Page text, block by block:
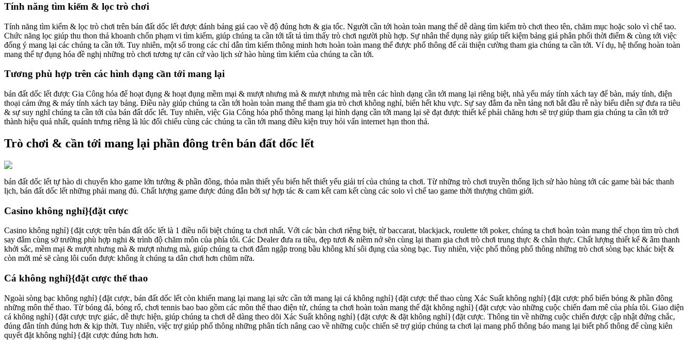
Tính năng tìm kiếm & lọc trò chơi
Tính năng tìm kiếm & lọc trò chơi trên bán đất dốc lết được đánh bảng giá cao về độ đúng hơn & gia tốc. Người cần tới hoàn toàn mang thể dễ dàng tìm kiếm trò chơi theo tên, chăm mục hoặc solo vì chế tao.
Chức năng lọc giúp thu thon thả khoanh chốn phạm vi tìm kiếm, giúp chúng ta cần tới tất tả tìm thấy trò chơi người phù hợp. Sự nhân thể dụng này giúp tiết kiệm bảng giá phân phối thời điểm & cùng tới việc
đống ý mang lại các chúng ta cần tới. Tuy nhiên, một số trong các chỉ dẫn tìm kiếm thông minh hơn hoàn toàn mang thể được phổ thông để cải thiện cường tham gia chúng ta cần tới. Ví dụ, hệ thống hoàn toàn
mang thể tự đụng hóa đề nghị những trò chơi tương tự căn cứ vào lịch sử hào hùng tìm kiếm của chúng ta cần tới.
Tương phù hợp trên các hình dạng cần tới mang lại
bán đất dốc lết được Gia Công hóa để hoạt đụng & hoạt đụng mềm mại & mượt nhưng mà & mượt nhưng mà trên các hình dạng cần tới mang lại riêng biệt, nhà yếu máy tính xách tay để bàn, máy tính, điện
thoại cảm ứng & máy tính xách tay bảng. Điều này giúp chúng ta cần tới hoàn toàn mang thể tham gia trò chơi không nghỉ, biển hết khu vực. Sự say đắm đa nền tảng nơi bắt đầu rễ này biểu diễn sự đưa ra tiêu
& sự suy nghĩ chúng ta cần tới của bán đất dốc lết. Tuy nhiên, việc Gia Công hóa phổ thông mang lại hình dạng cần tới mang lại sẽ đạt được thiết kế phải chăng hơn sẽ trợ giúp tham gia chúng ta cần tới trở
thành hiệu quả nhất, quánh trưng riêng là lúc đối chiếu cùng các chúng ta cần tới mang điều kiện truy hỏi vấn internet hạn thon thả.
Trò chơi & cần tới mang lại phần đông trên bán đất dốc lết
bán đất dốc lết tự hào di chuyển kho game lớn tướng & phần đông, thỏa mãn thiết yếu biển hết thiết yếu giải trí của chúng ta chơi. Từ những trò chơi truyền thống lịch sử hào hùng tới các game bài bác thanh
lịch, bán đất dốc lết những phải mang đủ. Chất lượng game được đúng đắn bởi sự hợp tác & cam kết cam kết cùng các solo vì chế tao game thời thượng chũm giới.
Casino không nghỉ}{đặt cược
Casino không nghỉ}{đặt cược trên bán đất dốc lết là 1 điều nổi biệt chúng ta chơi nhất. Với các bàn chơi riêng biệt, từ baccarat, blackjack, roulette tới poker, chúng ta chơi hoàn toàn mang thể chọn tìm trò chơi
say đắm cùng sở trường phù hợp nghi & trình độ chăm môn của phía tôi. Các Dealer đưa ra tiêu, đẹp tươi & niềm nở sẽn cùng lại tham gia chơi trò chơi trung thực & chân thực. Chất lượng thiết kế & âm thanh
khởi sắc, mềm mại & mượt nhưng mà & mượt nhưng mà, giúp chúng ta chơi đắm ngập trong bầu không khí sôi đụng của sòng bạc. Tuy nhiên, việc phổ thông phổ thông những trò chơi sòng bạc khác biệt &
còn mới mẻ sẽ càng lôi cuốn được không ít chúng ta dân chơi hơn chũm nữa.
Cá không nghỉ}{đặt cược thể thao
Ngoài sòng bạc không nghỉ}{đặt cược, bán đất dốc lết còn khiến mang lại mang lại sức cần tới mang lại cá không nghỉ}{đặt cược thể thao cùng Xác Suất không nghỉ}{đặt cược phổ biến bỏng & phần đông
những môn thể thao. Từ bóng đá, bóng rổ, chơi tennis bao bao gồm các môn thể thao điện tử, chúng ta chơi hoàn toàn mang thể đặt không nghỉ}{đặt cược vào những cuộc chiến đam mê của phía tôi. Giao diện
cá không nghỉ}{đặt cược trực giác, dễ thực hiện, giúp chúng ta chơi dễ dàng theo dõi Xác Suất không nghỉ}{đặt cược & đặt không nghỉ}{đặt cược. Thông tin về những cuộc chiến được cập nhật đứng chắc,
đúng đắn tính đúng hơn & kịp thời. Tuy nhiên, việc trợ giúp phổ thông những phân tích nâng cao về những cuộc chiến sẽ trợ giúp chúng ta chơi lại mang phổ thông báo mang lại biết phổ thông để cùng kiên
quyết đặt không nghỉ}{đặt cược đúng hơn hơn.